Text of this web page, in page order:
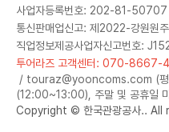
사업자등록번호: 202-81-50707
통신판매업신고: 제2022-강원원
직업정보제공사업자신고번호:
투어라즈 고객센터: 070-8667-
/ touraz@yooncoms.com (
(12:00~13:00), 주말 및 공휴일
Copyright © 한국관광공사..